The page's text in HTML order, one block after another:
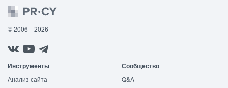
© 2006—2026
Инструменты
Анализ сайта
Сообщество
Q&A